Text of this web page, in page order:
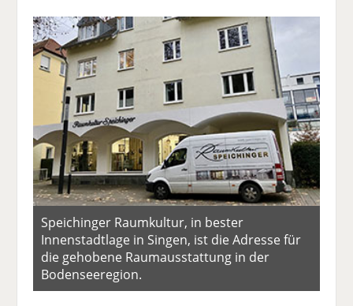
Speichinger Raumkultur, in bester
Innenstadtlage in Singen, ist die Adresse für
die ­gehobene Raumausstattung in der
Bodenseeregion.